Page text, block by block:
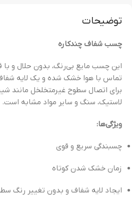
توضیحات
چسب شفاف چندکاره
این چسب مایع بی‌رنگ، بدون حلال و با
تماس با هوا خشک شده و یک لایه
برای اتصال سطوح غیرمتخلخل مانند
لاستیک، سنگ و سایر مواد مشابه است.
ویژگی‌ها:
چسبندگی سریع و قوی
زمان خشک شدن کوتاه
ایجاد لایه شفاف و بدون تغییر رنگ